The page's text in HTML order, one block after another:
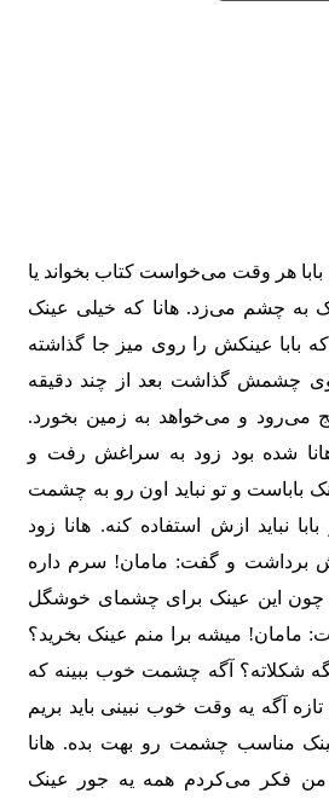
بابا هر وقت می‌خواست کتاب بخواند یا
به چشم می‌زد. هانا که خیلی عینک
بابا عینکش را روی میز جا گذاشته
چشمش گذاشت بعد از چند دقیقه
و می‌خواهد به زمین بخورد.
شده بود زود به سراغش رفت و
باباست و تو نباید اون رو به چشمت
نباید ازش استفاده کنه. هانا زود
برداشت و گفت: مامان! سرم داره
چون این عینک برای چشمای خوشگل
مامان! میشه برا منم عینک بخرید؟
شکلاته؟ آگه چشمت خوب ببینه که
آگه یه وقت خوب نبینی باید بریم
مناسب چشمت رو بهت بده. هانا
فکر می‌کردم همه یه جور عینک